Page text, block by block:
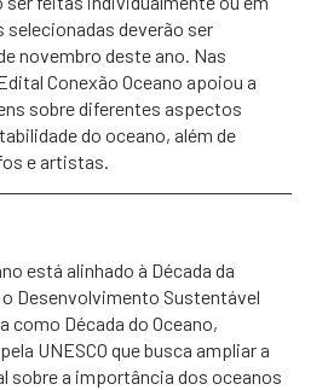
selecionadas deverão ser
novembro deste ano. Nas
Conexão Oceano apoiou a
sobre diferentes aspectos
do oceano, além de
e artistas.
está alinhado à Década da
o Desenvolvimento Sustentável
como Década do Oceano,
UNESCO que busca ampliar a
sobre a importância dos oceanos